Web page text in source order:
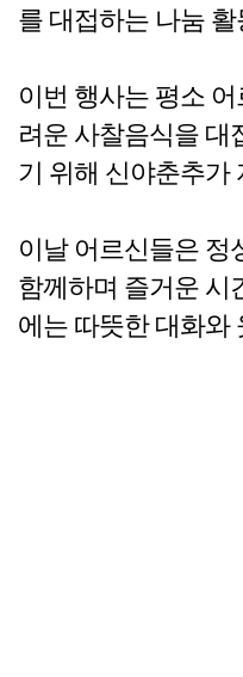
를 대접하는 나눔
이번 행사는 평소
려운 사찰음식을 대
기 위해 신야춘추가
이날 어르신들은 정
함께하며 즐거운 시
에는 따뜻한 대화와